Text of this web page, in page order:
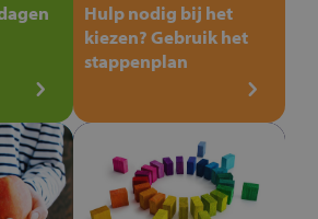
Hulp nodig bij het
kiezen? Gebruik het
stappenplan